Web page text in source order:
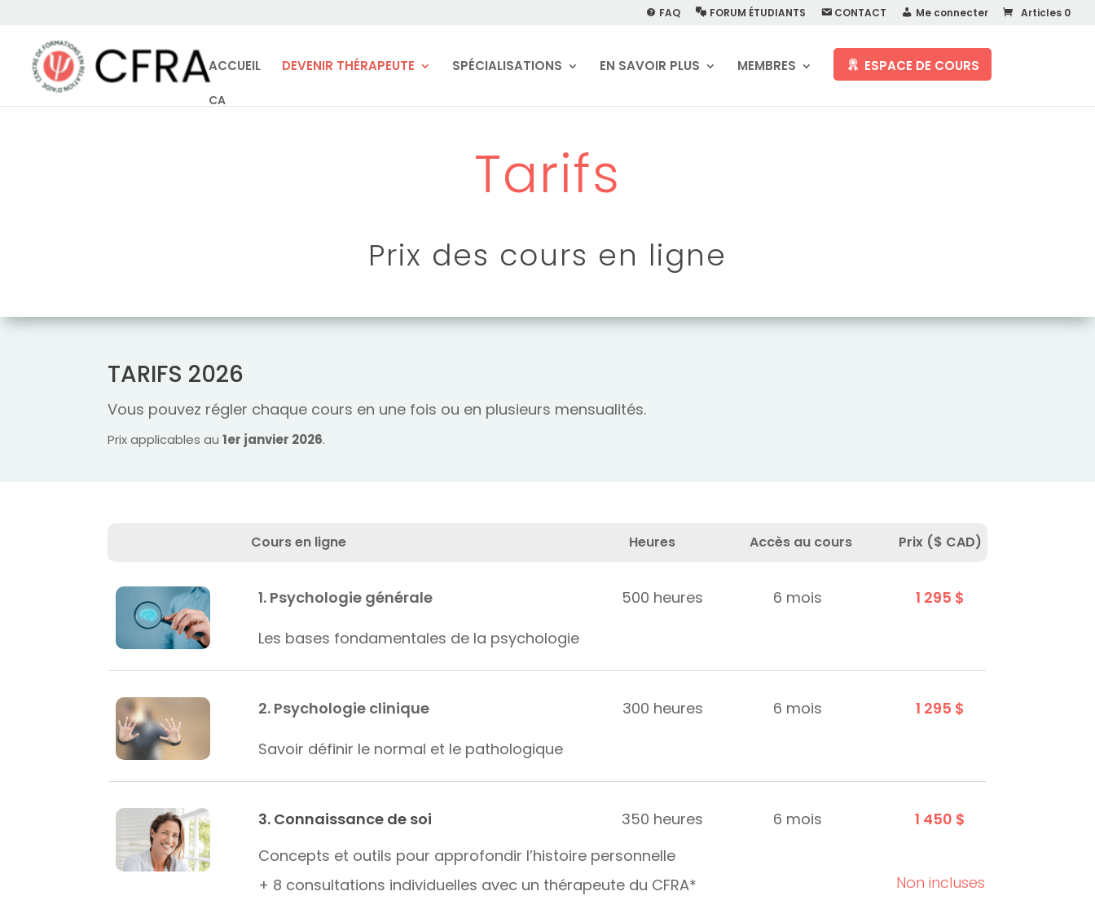
FAQ FORUM ÉTUDIANTS CONTACT Me connecter Articles 0
ACCUEIL DEVENIR THÉRAPEUTE SPÉCIALISATIONS EN SAVOIR PLUS MEMBRES ESPACE DE COURS
CA
Tarifs
Prix des cours en ligne
TARIFS 2026
Vous pouvez régler chaque cours en une fois ou en plusieurs mensualités.
Prix applicables au 1er janvier 2026.
Cours en ligne Heures Accès au cours Prix ($ CAD)
1. Psychologie générale
Les bases fondamentales de la psychologie
500 heures 6 mois 1 295 $
2. Psychologie clinique
Savoir définir le normal et le pathologique
300 heures 6 mois 1 295 $
3. Connaissance de soi
Concepts et outils pour approfondir l’histoire personnelle
+ 8 consultations individuelles avec un thérapeute du CFRA*
350 heures 6 mois 1 450 $
Non incluses